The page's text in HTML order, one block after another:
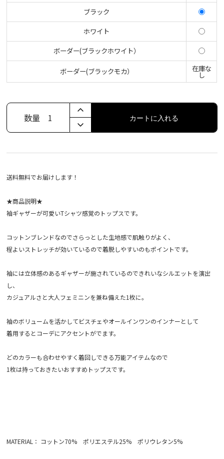
ブラック
ホワイト
ボーダー(ブラックホワイト）
ボーダー(ブラックモカ） 在庫な
し
数量 1 カートに入れる
送料無料でお届けします！
★商品説明★
袖ギャザーが可愛いTシャツ感覚のトップスです。
コットンブレンドなのでさらっとした生地感で肌触りがよく、
程よいストレッチが効いているので着脱しやすいのもポイントです。
袖には立体感のあるギャザーが施されているのできれいなシルエットを演出
し、
カジュアルさと大人フェミニンを兼ね備えた1枚に。
袖のボリュームを活かしてビスチェやオールインワンのインナーとして
着用するとコーデにアクセントがでます。
どのカラーも合わせやすく着回しできる万能アイテムなので
1枚は持っておきたいおすすめトップスです。
MATERIAL： コットン70% ポリエステル25% ポリウレタン5%